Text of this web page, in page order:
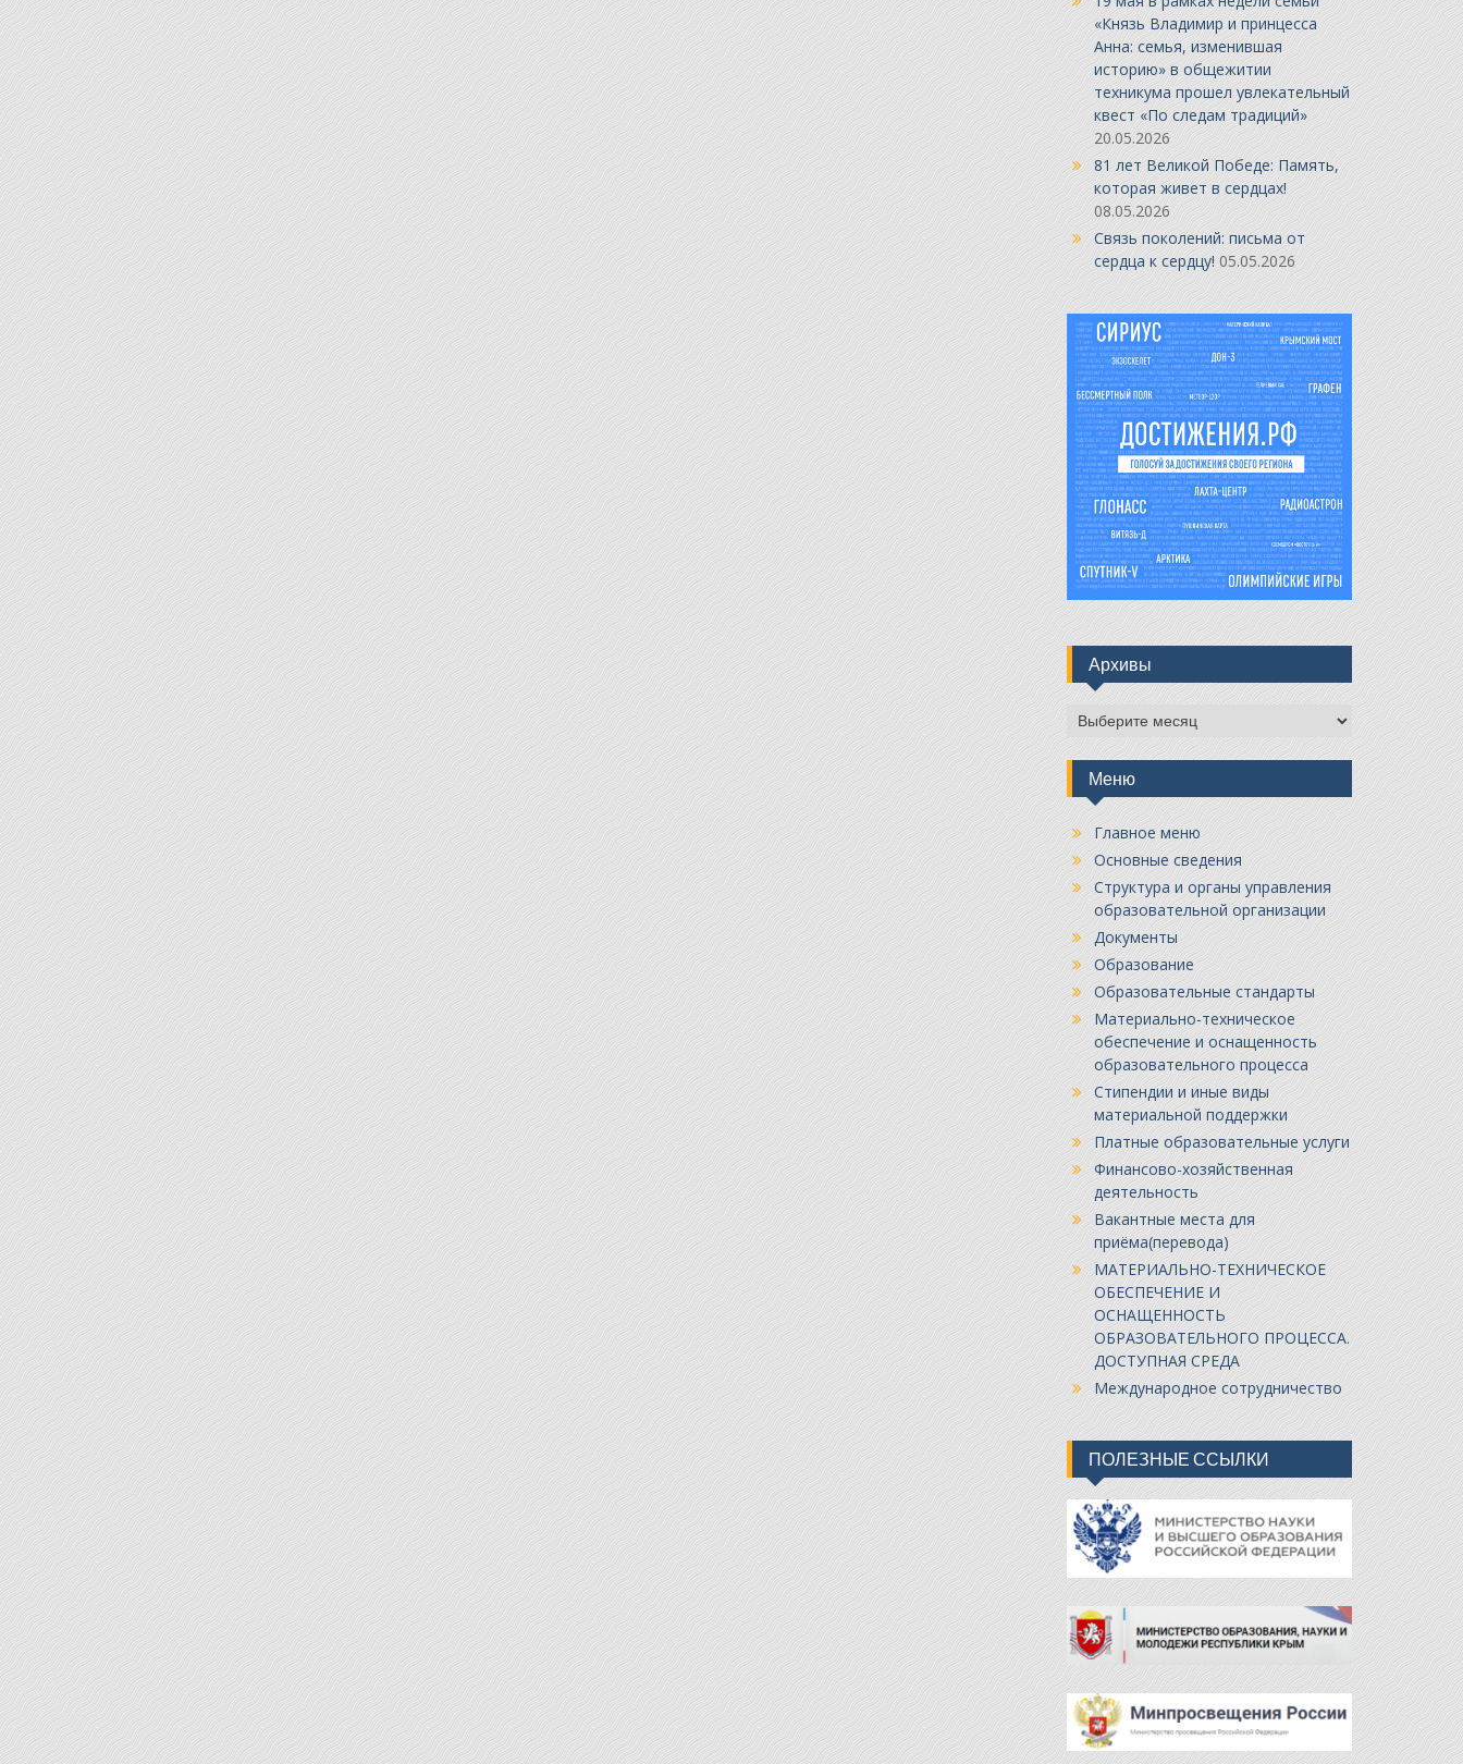
«Князь Владимир и принцесса
Анна: семья, изменившая
историю» в общежитии
техникума прошел увлекательный
квест «По следам традиций»
20.05.2026
81 лет Великой Победе: Память,
которая живет в сердцах!
08.05.2026
Связь поколений: письма от
сердца к сердцу! 05.05.2026
Архивы
Архивы
Меню
Главное меню
Основные сведения
Структура и органы управления
образовательной организации
Документы
Образование
Образовательные стандарты
Материально-техническое
обеспечение и оснащенность
образовательного процесса
Стипендии и иные виды
материальной поддержки
Платные образовательные услуги
Финансово-хозяйственная
деятельность
Вакантные места для
приёма(перевода)
МАТЕРИАЛЬНО-ТЕХНИЧЕСКОЕ
ОБЕСПЕЧЕНИЕ И
ОСНАЩЕННОСТЬ
ОБРАЗОВАТЕЛЬНОГО ПРОЦЕССА.
ДОСТУПНАЯ СРЕДА
Международное сотрудничество
ПОЛЕЗНЫЕ ССЫЛКИ